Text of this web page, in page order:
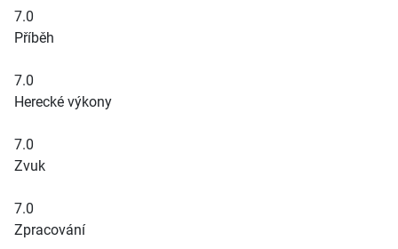
7.0
Příběh
7.0
Herecké výkony
7.0
Zvuk
7.0
Zpracování